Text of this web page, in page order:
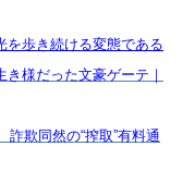
を歩き続ける変態である
様だった文豪ゲーテ｜
欺同然の“搾取”有料通